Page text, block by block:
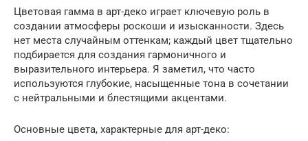
Цветовая гамма в арт-деко играет ключевую роль в
создании атмосферы роскоши и изысканности. Здесь
нет места случайным оттенкам; каждый цвет тщательно
подбирается для создания гармоничного и
выразительного интерьера. Я заметил, что часто
используются глубокие, насыщенные тона в сочетании
с нейтральными и блестящими акцентами.
Основные цвета, характерные для арт-деко: